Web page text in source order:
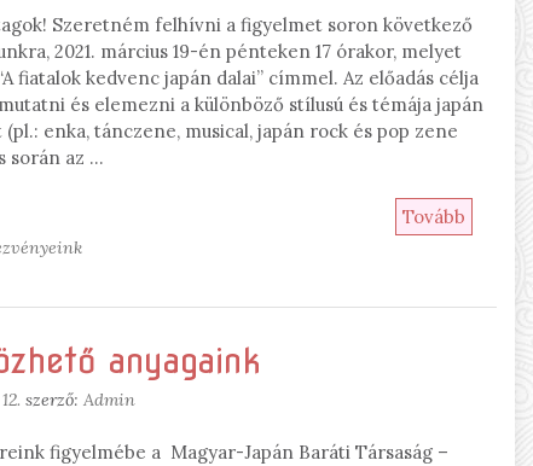
Szeretném felhívni a figyelmet soron következő
2021. március 19-én pénteken 17 órakor, melyet
fiatalok kedvenc japán dalai” címmel. Az előadás célja
és elemezni a különböző stílusú és témája japán
enka, tánczene, musical, japán rock és pop zene
során az …
Tovább
anyagaink
szerző: Admin
figyelmébe a Magyar-Japán Baráti Társaság –